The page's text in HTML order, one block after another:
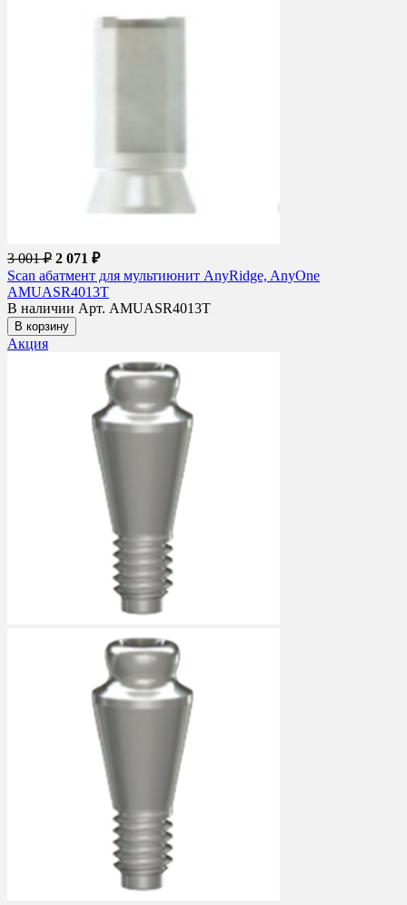
3 001 ₽ 2 071 ₽
Scan абатмент для мультиюнит AnyRidge, AnyOne
AMUASR4013T
В наличии Арт. AMUASR4013T
В корзину
Акция